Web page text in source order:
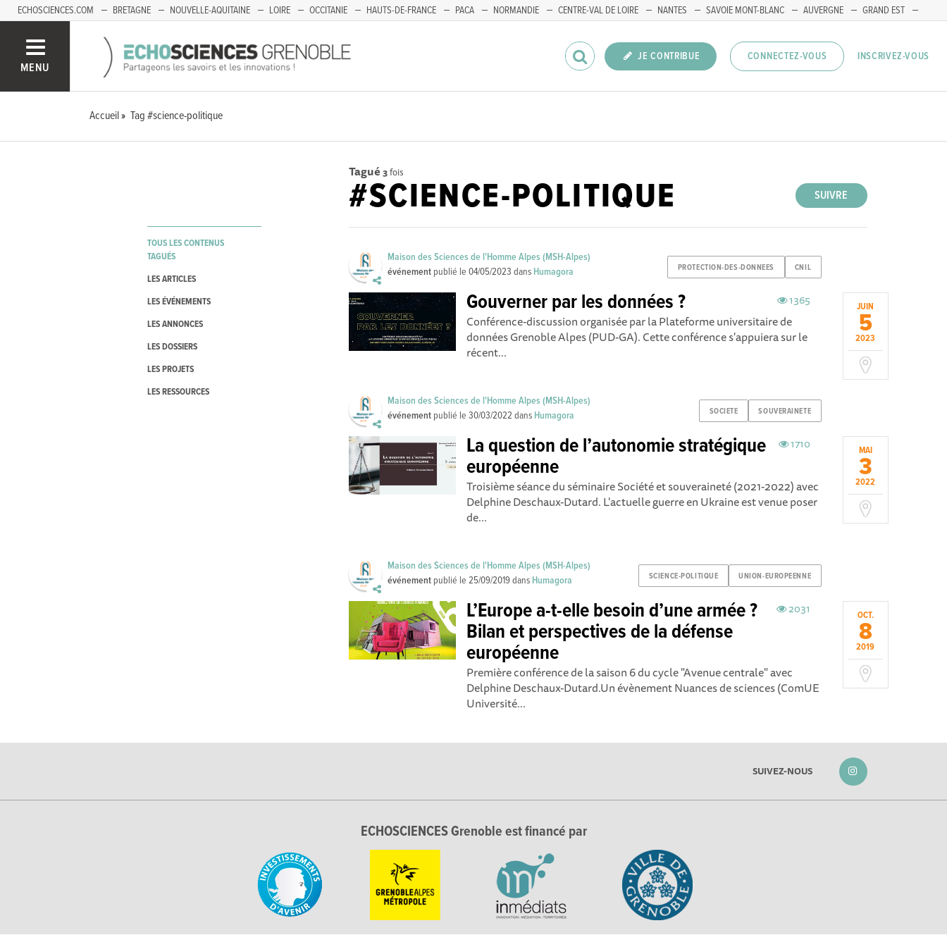
ECHOSCIENCES.COM BRETAGNE NOUVELLE-AQUITAINE LOIRE OCCITANIE HAUTS-DE-FRANCE PACA NORMANDIE CENTRE-VAL DE LOIRE NANTES SAVOIE MONT-BLANC AUVERGNE
GRAND EST
MENU
JE CONTRIBUE CONNECTEZ-VOUS INSCRIVEZ-VOUS
Accueil Tag #science-politique
TOUS LES CONTENUS
TAGUÉS
LES ARTICLES
LES ÉVÉNEMENTS
LES ANNONCES
LES DOSSIERS
LES PROJETS
LES RESSOURCES
Tagué 3fois
SUIVRE
#SCIENCE-POLITIQUE
PROTECTION-DES-DONNEES CNIL
Maison des Sciences de l'Homme Alpes (MSH-Alpes)
événement publié le04/05/2023 dans Humagora
JUIN
5
2023
1365
Gouverner par les données ?
Conférence-discussion organisée par la Plateforme universitaire de
données Grenoble Alpes (PUD-GA). Cette conférence s'appuiera sur le
récent...
SOCIETE SOUVERAINETE
Maison des Sciences de l'Homme Alpes (MSH-Alpes)
événement publié le30/03/2022 dans Humagora
MAI
3
2022
1710
La question de l’autonomie stratégique
européenne
Troisième séance du séminaire Société et souveraineté (2021-2022) avec
Delphine Deschaux-Dutard. L'actuelle guerre en Ukraine est venue poser
de...
SCIENCE-POLITIQUE UNION-EUROPEENNE
Maison des Sciences de l'Homme Alpes (MSH-Alpes)
événement publié le25/09/2019dans Humagora
OCT.
8
2019
2031
L’Europe a-t-elle besoin d’une armée ?
Bilan et perspectives de la défense
européenne
Première conférence de la saison 6 du cycle "Avenue centrale" avec
Delphine Deschaux-Dutard.Un évènement Nuances de sciences (ComUE
Université...
SUIVEZ-NOUS
ECHOSCIENCES Grenoble est financé par